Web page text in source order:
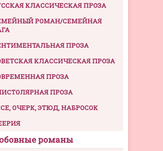
КЛАССИЧЕСКАЯ ПРОЗА
РОМАН/СЕМЕЙНАЯ
ПРОЗА
КЛАССИЧЕСКАЯ ПРОЗА
ПРОЗА
ПРОЗА
ОЧЕРК, ЭТЮД, НАБРОСОК
романы